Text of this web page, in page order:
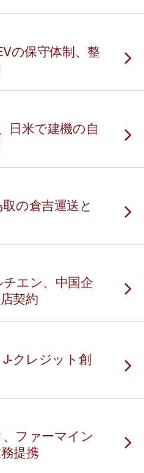
の保守体制、整
日米で建機の自
の倉吉運送と
エン、中国企
契約
クレジット創
ファーマイン
提携